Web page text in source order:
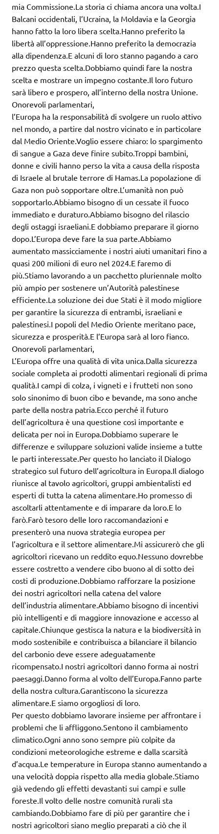
mia Commissione.La storia ci chiama ancora una volta.I
Balcani occidentali, l’Ucraina, la Moldavia e la Georgia
hanno fatto la loro libera scelta.Hanno preferito la
libertà all’oppressione.Hanno preferito la democrazia
alla dipendenza.E alcuni di loro stanno pagando a caro
prezzo questa scelta.Dobbiamo quindi fare la nostra
scelta e mostrare un impegno costante.Il loro futuro
sarà libero e prospero, all’interno della nostra Unione.
Onorevoli parlamentari,
l’Europa ha la responsabilità di svolgere un ruolo attivo
nel mondo, a partire dal nostro vicinato e in particolare
dal Medio Oriente.Voglio essere chiaro: lo spargimento
di sangue a Gaza deve finire subito.Troppi bambini,
donne e civili hanno perso la vita a causa della risposta
di Israele al brutale terrore di Hamas.La popolazione di
Gaza non può sopportare oltre.L’umanità non può
sopportarlo.Abbiamo bisogno di un cessate il fuoco
immediato e duraturo.Abbiamo bisogno del rilascio
degli ostaggi israeliani.E dobbiamo preparare il giorno
dopo.L’Europa deve fare la sua parte.Abbiamo
aumentato massicciamente i nostri aiuti umanitari fino a
quasi 200 milioni di euro nel 2024.E faremo di
più.Stiamo lavorando a un pacchetto pluriennale molto
più ampio per sostenere un’Autorità palestinese
efficiente.La soluzione dei due Stati è il modo migliore
per garantire la sicurezza di entrambi, israeliani e
palestinesi.I popoli del Medio Oriente meritano pace,
sicurezza e prosperità.E l’Europa sarà al loro fianco.
Onorevoli parlamentari,
L’Europa offre una qualità di vita unica.Dalla sicurezza
sociale completa ai prodotti alimentari regionali di prima
qualità.I campi di colza, i vigneti e i frutteti non sono
solo sinonimo di buon cibo e bevande, ma sono anche
parte della nostra patria.Ecco perché il futuro
dell’agricoltura è una questione così importante e
delicata per noi in Europa.Dobbiamo superare le
differenze e sviluppare soluzioni valide insieme a tutte
le parti interessate.Per questo ho lanciato il Dialogo
strategico sul futuro dell’agricoltura in Europa.Il dialogo
riunisce al tavolo agricoltori, gruppi ambientalisti ed
esperti di tutta la catena alimentare.Ho promesso di
ascoltarli attentamente e di imparare da loro.E lo
farò.Farò tesoro delle loro raccomandazioni e
presenterò una nuova strategia europea per
l’agricoltura e il settore alimentare.Mi assicurerò che gli
agricoltori ricevano un reddito equo.Nessuno dovrebbe
essere costretto a vendere cibo buono al di sotto dei
costi di produzione.Dobbiamo rafforzare la posizione
dei nostri agricoltori nella catena del valore
dell’industria alimentare.Abbiamo bisogno di incentivi
più intelligenti e di maggiore innovazione e accesso al
capitale.Chiunque gestisca la natura e la biodiversità in
modo sostenibile e contribuisca a bilanciare il bilancio
del carbonio deve essere adeguatamente
ricompensato.I nostri agricoltori danno forma ai nostri
paesaggi.Danno forma al volto dell’Europa.Fanno parte
della nostra cultura.Garantiscono la sicurezza
alimentare.E siamo orgogliosi di loro.
Per questo dobbiamo lavorare insieme per affrontare i
problemi che li affliggono.Sentono il cambiamento
climatico.Ogni anno sono sempre più colpite da
condizioni meteorologiche estreme e dalla scarsità
d’acqua.Le temperature in Europa stanno aumentando a
una velocità doppia rispetto alla media globale.Stiamo
già vedendo gli effetti devastanti sui campi e sulle
foreste.Il volto delle nostre comunità rurali sta
cambiando.Dobbiamo fare di più per garantire che i
nostri agricoltori siano meglio preparati a ciò che il